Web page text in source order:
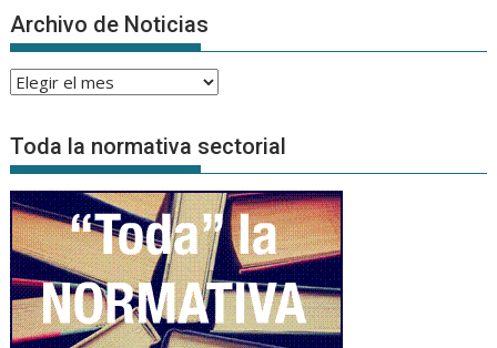
Archivo de Noticias
Archivo
Noticias
Toda la normativa sectorial